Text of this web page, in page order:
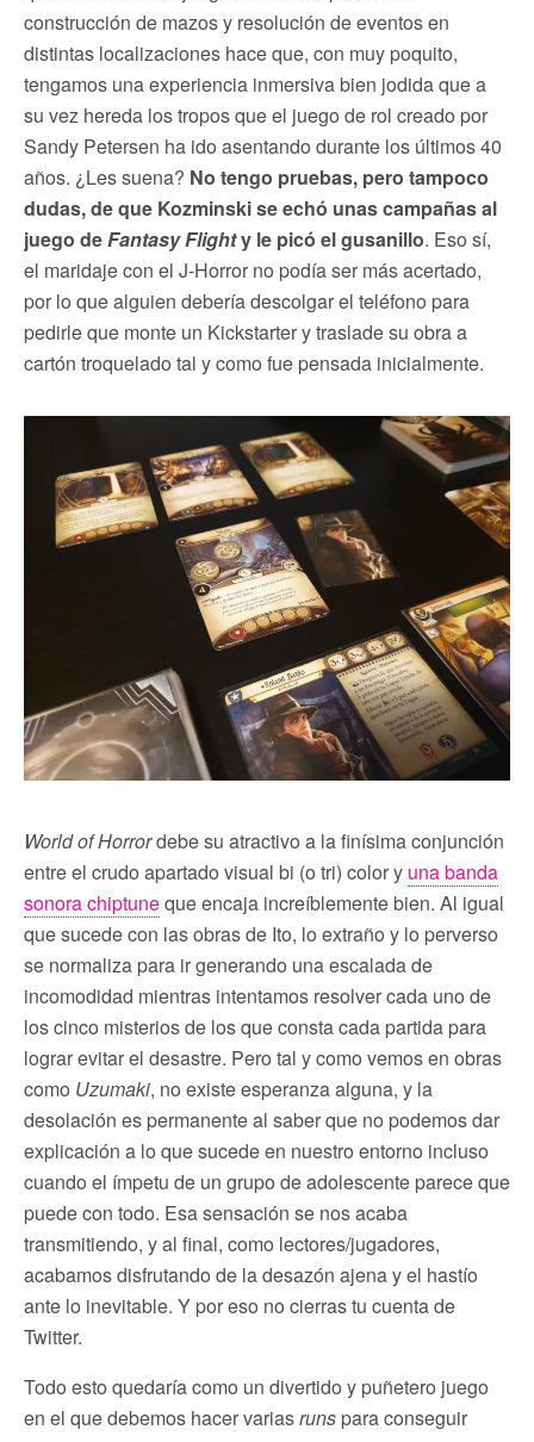
construcción de mazos y resolución de eventos en
distintas localizaciones hace que, con muy poquito,
tengamos una experiencia inmersiva bien jodida que a
su vez hereda los tropos que el juego de rol creado por
Sandy Petersen ha ido asentando durante los últimos 40
años. ¿Les suena? No tengo pruebas, pero tampoco
dudas, de que Kozminski se echó unas campañas al
juego deFantasy Flighty le picó el gusanillo. Eso sí,
el maridaje con el J-Horror no podía ser más acertado,
por lo que alguien debería descolgar el teléfono para
pedirle que monte un Kickstarter y traslade su obra a
cartón troquelado tal y como fue pensada inicialmente.
World of Horrordebe su atractivo a la finísima conjunción
entre el crudo apartado visual bi (o tri) color y una banda
sonora chiptuneque encaja increíblemente bien. Al igual
que sucede con las obras de Ito, lo extraño y lo perverso
se normaliza para ir generando una escalada de
incomodidad mientras intentamos resolver cada uno de
los cinco misterios de los que consta cada partida para
lograr evitar el desastre. Pero tal y como vemos en obras
como Uzumaki, no existe esperanza alguna, y la
desolación es permanente al saber que no podemos dar
explicación a lo que sucede en nuestro entorno incluso
cuando el ímpetu de un grupo de adolescente parece que
puede con todo. Esa sensación se nos acaba
transmitiendo, y al final, como lectores/jugadores,
acabamos disfrutando de la desazón ajena y el hastío
ante lo inevitable. Y por eso no cierras tu cuenta de
Twitter.
Todo esto quedaría como un divertido y puñetero juego
en el que debemos hacer variasruns para conseguir